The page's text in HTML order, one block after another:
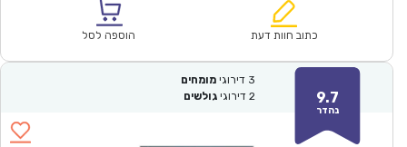
₪64.00.
הוא:
כתוב חוות דעת הוספה לסל
9.7
נהדר
3 דירוגי מומחים
2 דירוגי גולשים